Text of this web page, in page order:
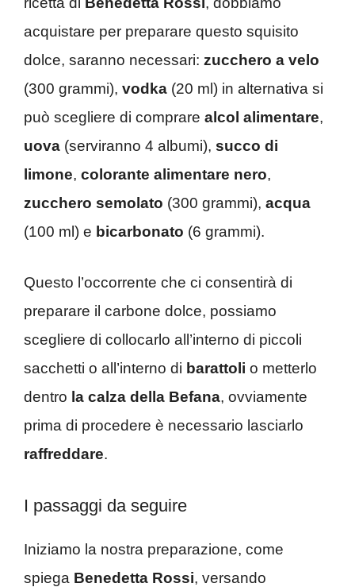
acquistare per preparare questo squisito
dolce, saranno necessari: zucchero a velo
(300 grammi), vodka (20 ml) in alternativa si
può scegliere di comprare alcol alimentare,
uova (serviranno 4 albumi), succo di
limone, colorante alimentare nero,
zucchero semolato (300 grammi), acqua
(100 ml) e bicarbonato (6 grammi).
Questo l’occorrente che ci consentirà di
preparare il carbone dolce, possiamo
scegliere di collocarlo all’interno di piccoli
sacchetti o all’interno di barattoli o metterlo
dentro la calza della Befana, ovviamente
prima di procedere è necessario lasciarlo
raffreddare.
I passaggi da seguire
Iniziamo la nostra preparazione, come
spiega Benedetta Rossi, versando